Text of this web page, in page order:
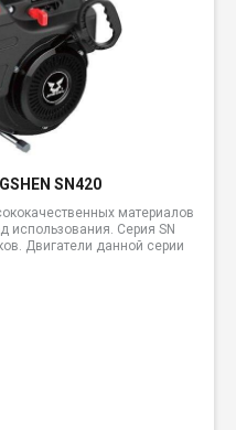
SN420
материалов
использования. Серия SN
Двигатели данной серии